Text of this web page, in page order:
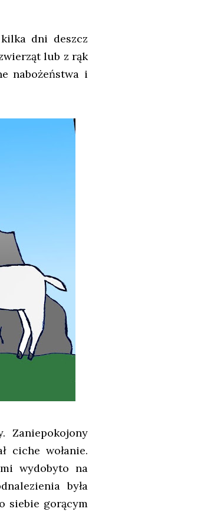
dni deszcz
lub z rąk
nabożeństwa i
Zaniepokojony
ciche wołanie.
wydobyto na
była
siebie gorącym